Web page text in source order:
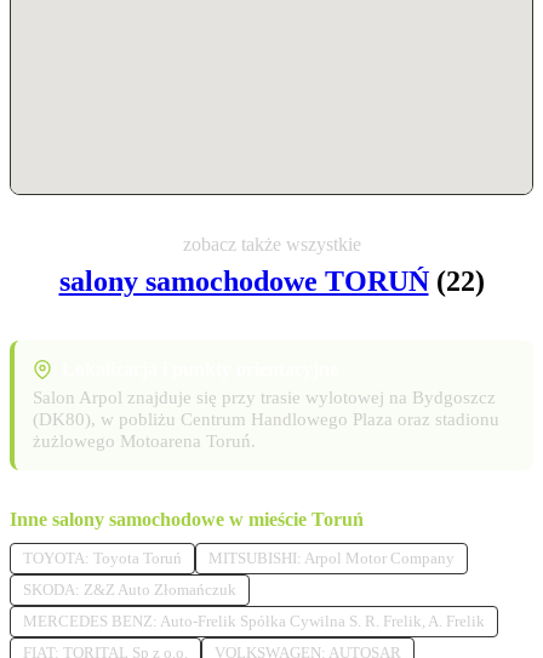
zobacz także wszystkie
salony samochodowe TORUŃ(22)
Salon Arpol znajduje się przy trasie wylotowej na Bydgoszcz
(DK80), w pobliżu Centrum Handlowego Plaza oraz stadionu
żużlowego Motoarena Toruń.
Inne salony samochodowe w mieście Toruń
TOYOTA: Toyota Toruń
MITSUBISHI: Arpol Motor Company
SKODA: Z&Z Auto Złomańczuk
MERCEDES BENZ: Auto-Frelik Spółka Cywilna S. R. Frelik, A. Frelik
FIAT: TORITAL Sp z o.o.
VOLKSWAGEN: AUTOSAR